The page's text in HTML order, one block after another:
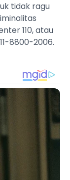
tidak ragu
110, atau
8800-2006.